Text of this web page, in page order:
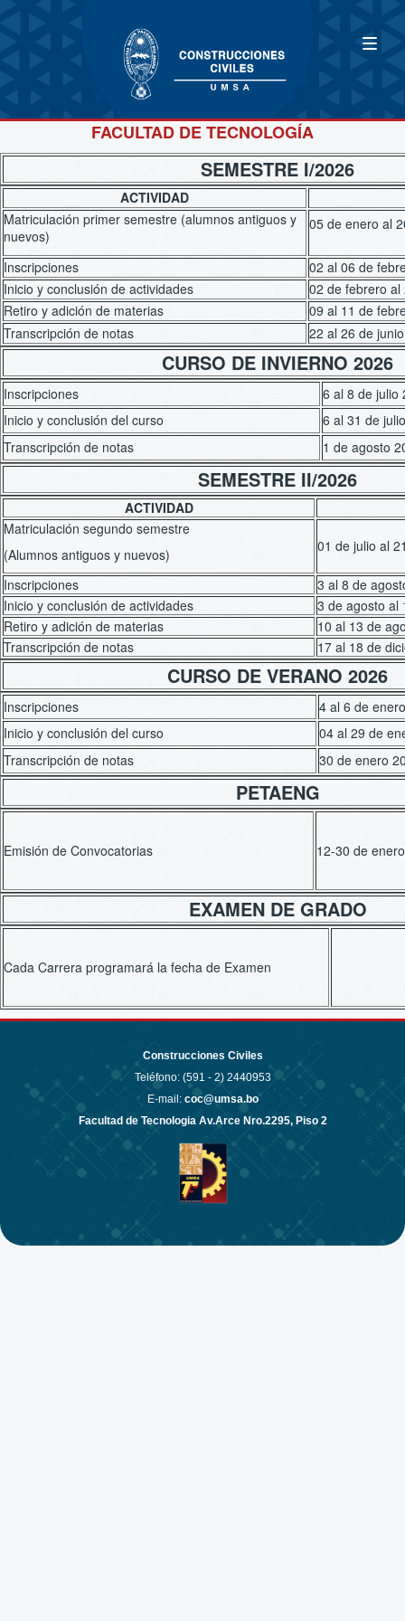
FACULTAD DE TECNOLOGÍA
SEMESTRE I/2026
ACTIVIDAD
Matriculación primer semestre (alumnos antiguos y
nuevos)
05 de enero
Inscripciones
02 al 06 de
Inicio y conclusión de actividades
02 de febrero
Retiro y adición de materias
09 al 11 de
Transcripción de notas
22 al 26 de
CURSO DE INVIERNO 2026
Inscripciones
6 al 8 de julio
Inicio y conclusión del curso
6 al 31 de
Transcripción de notas
1 de agosto
SEMESTRE II/2026
ACTIVIDAD
Matriculación segundo semestre
(Alumnos antiguos y nuevos)
01 de julio al
Inscripciones
3 al 8 de
Inicio y conclusión de actividades
3 de agosto al
Retiro y adición de materias
10 al 13 de
Transcripción de notas
17 al 18 de
CURSO DE VERANO 2026
Inscripciones
4 al 6 de
Inicio y conclusión del curso
04 al 29 de
Transcripción de notas
30 de enero
PETAENG
Emisión de Convocatorias 12-30 de
EXAMEN DE GRADO
Cada Carrera programará la fecha de Examen
Construcciones Civiles
Teléfono: (591 - 2) 2440953
E-mail: coc@umsa.bo
Facultad de Tecnologia Av.Arce Nro.2295, Piso 2